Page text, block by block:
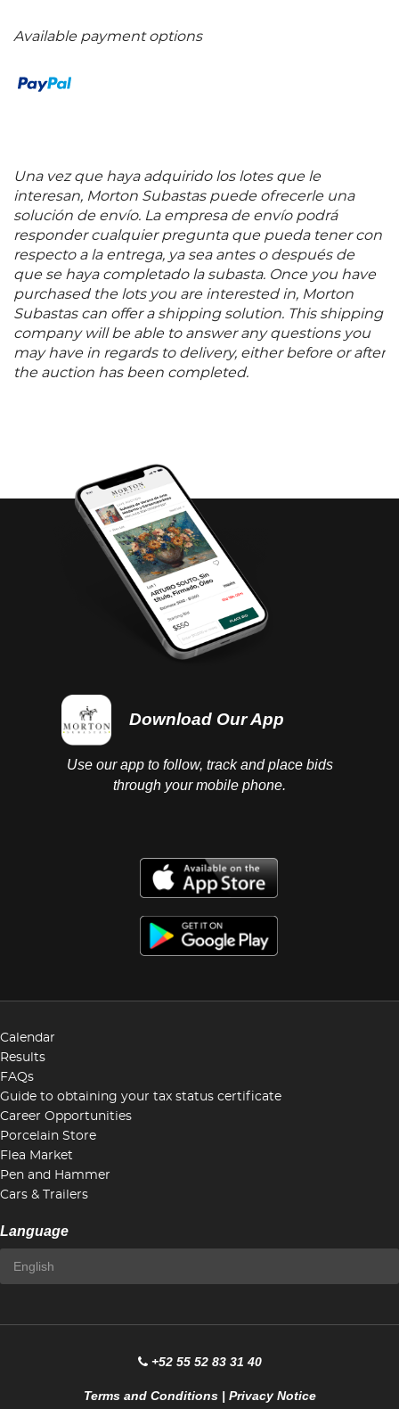
Available payment options
Una vez que haya adquirido los lotes que le
interesan, Morton Subastas puede ofrecerle una
solución de envío. La empresa de envío podrá
responder cualquier pregunta que pueda tener con
respecto a la entrega, ya sea antes o después de
que se haya completado la subasta. Once you have
purchased the lots you are interested in, Morton
Subastas can offer a shipping solution. This shipping
company will be able to answer any questions you
may have in regards to delivery, either before or after
the auction has been completed.
Download Our App
Use our app to follow, track and place bids
through your mobile phone.
Calendar
Results
FAQs
Guide to obtaining your tax status certificate
Career Opportunities
Porcelain Store
Flea Market
Pen and Hammer
Cars & Trailers
Language
+52 55 52 83 31 40
Terms and Conditions| Privacy Notice